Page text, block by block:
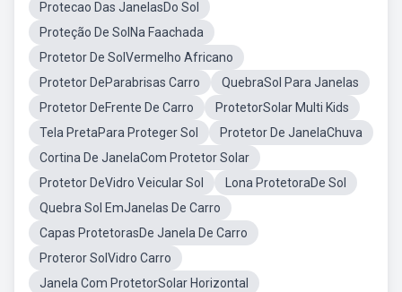
Protecao Das JanelasDo Sol
Proteção De SolNa Faachada
Protetor De SolVermelho Africano
Protetor DeParabrisas Carro
QuebraSol Para Janelas
Protetor DeFrente De Carro
ProtetorSolar Multi Kids
Tela PretaPara Proteger Sol
Protetor De JanelaChuva
Cortina De JanelaCom Protetor Solar
Protetor DeVidro Veicular Sol
Lona ProtetoraDe Sol
Quebra Sol EmJanelas De Carro
Capas ProtetorasDe Janela De Carro
Proteror SolVidro Carro
Janela Com ProtetorSolar Horizontal